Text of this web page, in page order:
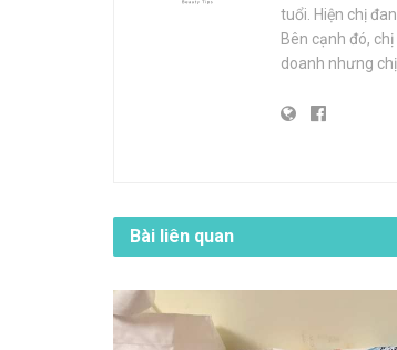
tuổi. Hiện chị
Bên cạnh đó,
doanh nhưng
Bài liên quan